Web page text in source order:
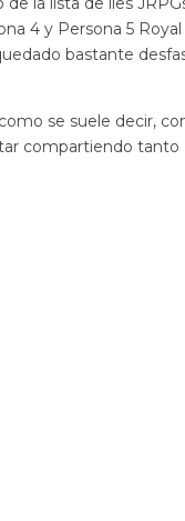
4 y Persona 5
bastante
se suele decir,
compartiendo